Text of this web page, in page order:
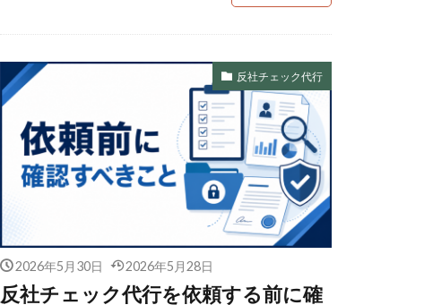
反社チェック代行
2026年5月30日 2026年5月28日
反社チェック代行を依頼する前に確